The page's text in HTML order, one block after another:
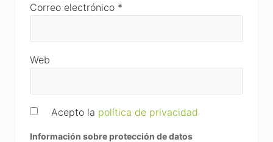
Correo electrónico *
Web
Acepto la política de privacidad
Información sobre protección de datos